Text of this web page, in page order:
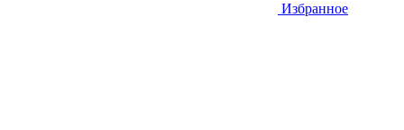
Избранное